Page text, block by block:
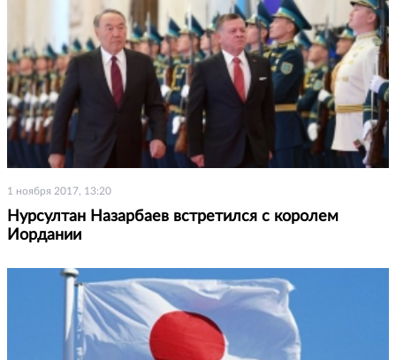
1 ноября 2017, 13:20
Нурсултан Назарбаев встретился с королем
Иордании